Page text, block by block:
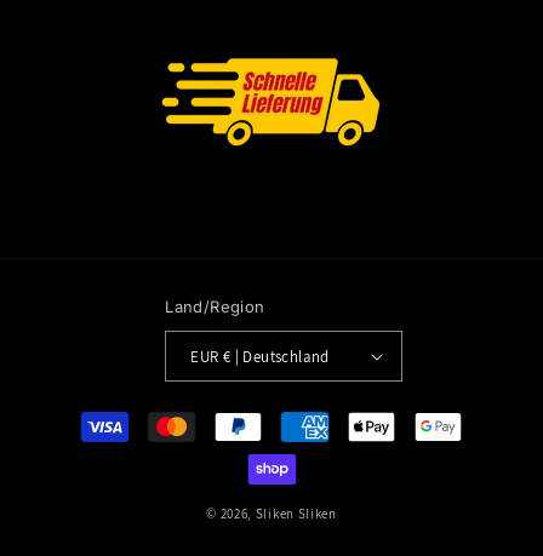
Land/Region
EUR € | Deutschland
Zahlungsmethoden
© 2026, Sliken Sliken